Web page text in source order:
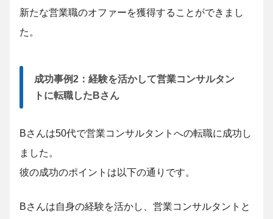
新たな営業職のオファーを獲得することができまし
た。
成功事例2：経験を活かして営業コンサルタン
トに転職したBさん
Bさんは50代で営業コンサルタントへの転職に成功し
ました。
彼の成功のポイントは以下の通りです。
Bさんは自身の経験を活かし、営業コンサルタントと